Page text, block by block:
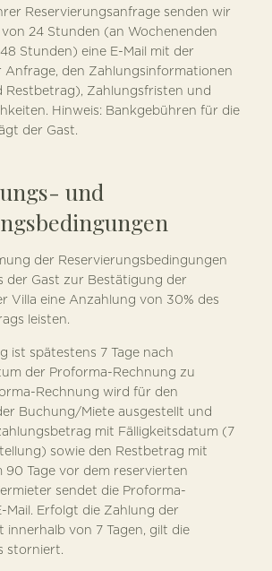
Reservierungsanfrage senden wir
von 24 Stunden (an Wochenenden
Stunden) eine E-Mail mit der
Anfrage, den Zahlungsinformationen
Restbetrag), Zahlungsfristen und
Hinweis: Bankgebühren für die
der Gast.
und
der Reservierungsbedingungen
der Gast zur Bestätigung der
Villa eine Anzahlung von 30% des
leisten.
ist spätestens 7 Tage nach
der Proforma-Rechnung zu
Rechnung wird für den
Buchung/Miete ausgestellt und
mit Fälligkeitsdatum (7
sowie den Restbetrag mit
90 Tage vor dem reservierten
sendet die Proforma-
Mail. Erfolgt die Zahlung der
innerhalb von 7 Tagen, gilt die
storniert.